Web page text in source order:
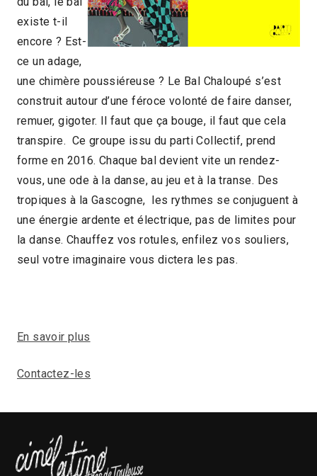
existe t-il
encore ? Est-
ce un adage,
une chimère poussiéreuse ? Le Bal Chaloupé s’est
construit autour d’une féroce volonté de faire danser,
remuer, gigoter. Il faut que ça bouge, il faut que cela
transpire. Ce groupe issu du parti Collectif, prend
forme en 2016. Chaque bal devient vite un rendez-
vous, une ode à la danse, au jeu et à la transe. Des
tropiques à la Gascogne, les rythmes se conjuguent à
une énergie ardente et électrique, pas de limites pour
la danse. Chauffez vos rotules, enfilez vos souliers,
seul votre imaginaire vous dictera les pas.
En savoir plus
Contactez-les